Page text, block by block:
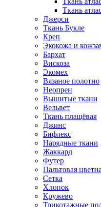
Ткань
Джерси
Ткань Букле
Креп
Экокожа и
Бархат
Вискоза
Экомех
Вязаное полотно
Неопрен
Вышитые ткани
Вельвет
Ткань плащёвая
Джинс
Бифлекс
Нарядные ткани
Жаккард
Футер
Пальтовая
Сетка
Хлопок
Кружево
Трикотажные